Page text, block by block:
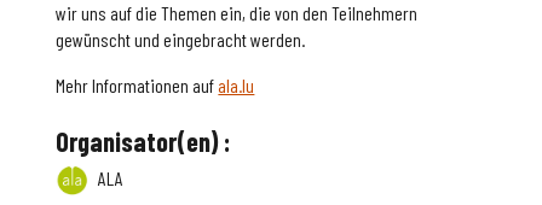
wir uns auf die Themen ein, die von den Teilnehmern
gewünscht und eingebracht werden.
Mehr Informationen aufala.lu
Organisator(en) :
ALA